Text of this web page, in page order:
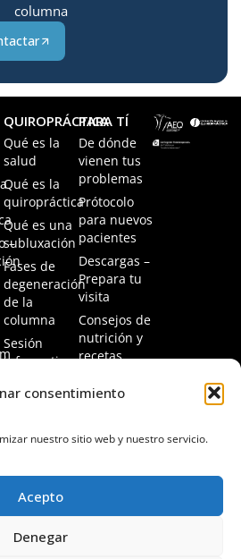
consentimiento
nuestro sitio web y nuestro servicio.
Acepto
Denegar
columna
–
QUIROPRÁCTICA
Qué es la
salud
Qué es la
quiropráctica
Qué es una
subluxación
Fases de
degeneración
de la
columna
Sesión
informativa
Quiropráctica
para familias
para
para
empresas
Quiropráctica
PARA TÍ
De dónde
vienen tus
problemas
Prótocolo
para nuevos
pacientes
Descargas –
Prepara tu
visita
Consejos de
nutrición y
recetas
frecuentes